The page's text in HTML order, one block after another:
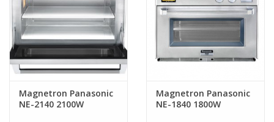
Acties
Magnetron Panasonic
NE-2140 2100W
Magnetron Panasonic
NE-1840 1800W